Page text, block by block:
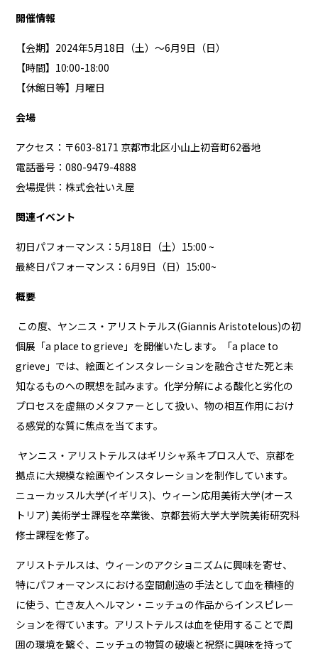
開催情報
【会期】2024年5月18日（土）～6月9日（日）
【時間】10:00-18:00
【休館日等】月曜日
会場
アクセス：〒603-8171 京都市北区小山上初音町62番地
電話番号：080-9479-4888
会場提供：株式会社いえ屋
関連イベント
初日パフォーマンス：5月18日（土）15:00 ~
最終日パフォーマンス：6月9日（日）15:00~
概要
この度、ヤンニス・アリストテルス(Giannis Aristotelous)の初
個展「a place to grieve」を開催いたします。「a place to
grieve」では、絵画とインスタレーションを融合させた死と未
知なるものへの瞑想を試みます。化学分解による酸化と劣化の
プロセスを虚無のメタファーとして扱い、物の相互作用におけ
る感覚的な質に焦点を当てます。
ヤンニス・アリストテルスはギリシャ系キプロス人で、京都を
拠点に大規模な絵画やインスタレーションを制作しています。
ニューカッスル大学(イギリス)、ウィーン応用美術大学(オース
トリア) 美術学士課程を卒業後、京都芸術大学大学院美術研究科
修士課程を修了。
アリストテルスは、ウィーンのアクショニズムに興味を寄せ、
特にパフォーマンスにおける空間創造の手法として血を積極的
に使う、亡き友人ヘルマン・ニッチュの作品からインスピレー
ションを得ています。アリストテルスは血を使用することで周
囲の環境を繋ぐ、ニッチュの物質の破壊と祝祭に興味を持って